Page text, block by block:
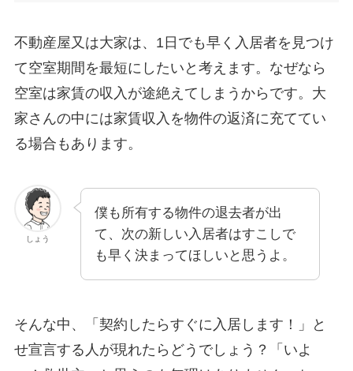
不動産屋又は大家は、1日でも早く入居者を見つけ
て空室期間を最短にしたいと考えます。なぜなら
空室は家賃の収入が途絶えてしまうからです。大
家さんの中には家賃収入を物件の返済に充ててい
る場合もあります。
しょう
僕も所有する物件の退去者が出
て、次の新しい入居者はすこしで
も早く決まってほしいと思うよ。
そんな中、「契約したらすぐに入居します！」と
せ宣言する人が現れたらどうでしょう？「いよ